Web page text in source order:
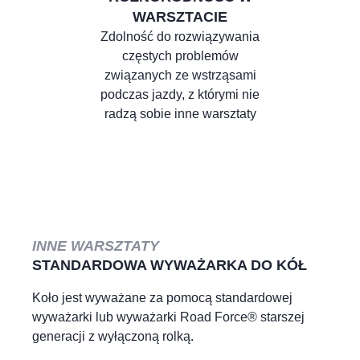
WARSZTACIE
Zdolność do rozwiązywania
częstych problemów
związanych ze wstrząsami
podczas jazdy, z którymi nie
radzą sobie inne warsztaty
INNE WARSZTATY
STANDARDOWA WYWAŻARKA DO KÓŁ
Koło jest wyważane za pomocą standardowej
wyważarki lub wyważarki Road Force® starszej
generacji z wyłączoną rolką.
INNE WARSZTATY
KLIENT PRZEPROWADZA KONTROLĘ
Klienci przeprowadzają kontrolę jakości w
odniesieniu do własnego pojazdu, aby uniknąć
INNE WARSZTATY
NIEZADOWOLENIE
Gdy opony nie są prawidłowo wyważone, klienci
albo wracają niezadowoleni, albo nigdy nie
wracają.
INNE WARSZTATY
DODATKOWA PRACA
Powrót niezadowolonego klienta wiąże się z
koniecznością wygospodarowania ponad 45 minut
pracy dodatkowej, której mechanicy często nie są w